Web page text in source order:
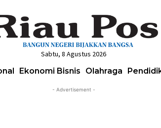
Sabtu, 8 Agustus 2026
Ekonomi Bisnis Olahraga
- Advertisement -